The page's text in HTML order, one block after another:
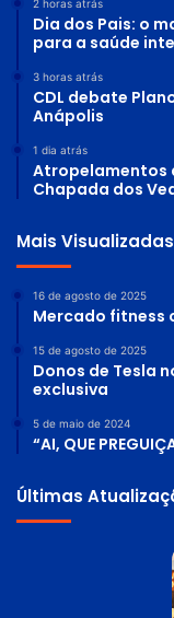
2 horas atrás
Dia dos Pais: o
para a saúde
3 horas atrás
CDL debate
Anápolis
1 dia atrás
Atropelamentos
Chapada dos
Mais Visualizadas
16 de agosto de 2025
Mercado fitness
15 de agosto de 2025
Donos de Tesla
exclusiva
5 de maio de 2024
“AI, QUE
Últimas